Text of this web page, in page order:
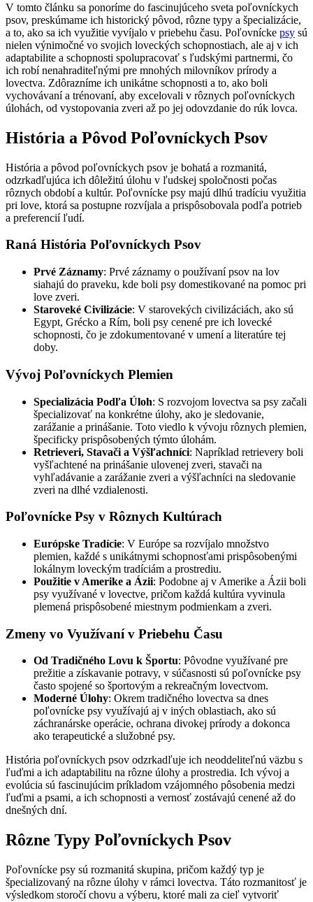
V tomto článku sa ponoríme do fascinujúceho sveta poľovníckych
psov, preskúmame ich historický pôvod, rôzne typy a špecializácie,
a to, ako sa ich využitie vyvíjalo v priebehu času. Poľovnícke psy sú
nielen výnimočné vo svojich loveckých schopnostiach, ale aj v ich
adaptabilite a schopnosti spolupracovať s ľudskými partnermi, čo
ich robí nenahraditeľnými pre mnohých milovníkov prírody a
lovectva. Zdôrazníme ich unikátne schopnosti a to, ako boli
vychovávaní a trénovaní, aby excelovali v rôznych poľovníckych
úlohách, od vystopovania zveri až po jej odovzdanie do rúk lovca.
História a Pôvod Poľovníckych Psov
História a pôvod poľovníckych psov je bohatá a rozmanitá,
odzrkadľujúca ich dôležitú úlohu v ľudskej spoločnosti počas
rôznych období a kultúr. Poľovnícke psy majú dlhú tradíciu využitia
pri love, ktorá sa postupne rozvíjala a prispôsobovala podľa potrieb
a preferencií ľudí.
Raná História Poľovníckych Psov
Prvé Záznamy: Prvé záznamy o používaní psov na lov
siahajú do praveku, kde boli psy domestikované na pomoc pri
love zveri.
Staroveké Civilizácie: V starovekých civilizáciách, ako sú
Egypt, Grécko a Rím, boli psy cenené pre ich lovecké
schopnosti, čo je zdokumentované v umení a literatúre tej
doby.
Vývoj Poľovníckych Plemien
Specializácia Podľa Úloh: S rozvojom lovectva sa psy začali
špecializovať na konkrétne úlohy, ako je sledovanie,
zarážanie a prinášanie. Toto viedlo k vývoju rôznych plemien,
špecificky prispôsobených týmto úlohám.
Retrieveri, Stavači a Výšľachníci: Napríklad retrievery boli
vyšľachtené na prinášanie ulovenej zveri, stavači na
vyhľadávanie a zarážanie zveri a výšľachníci na sledovanie
zveri na dlhé vzdialenosti.
Poľovnícke Psy v Rôznych Kultúrach
Európske Tradície: V Európe sa rozvíjalo množstvo
plemien, každé s unikátnymi schopnosťami prispôsobenými
lokálnym loveckým tradíciám a prostrediu.
Použitie v Amerike a Ázii: Podobne aj v Amerike a Ázii boli
psy využívané v lovectve, pričom každá kultúra vyvinula
plemená prispôsobené miestnym podmienkam a zveri.
Zmeny vo Využívaní v Priebehu Času
Od Tradičného Lovu k Športu: Pôvodne využívané pre
prežitie a získavanie potravy, v súčasnosti sú poľovnícke psy
často spojené so športovým a rekreačným lovectvom.
Moderné Úlohy: Okrem tradičného lovectva sa dnes
poľovnícke psy využívajú aj v iných oblastiach, ako sú
záchranárske operácie, ochrana divokej prírody a dokonca
ako terapeutické a služobné psy.
História poľovníckych psov odzrkadľuje ich neoddeliteľnú väzbu s
ľuďmi a ich adaptabilitu na rôzne úlohy a prostredia. Ich vývoj a
evolúcia sú fascinujúcim príkladom vzájomného pôsobenia medzi
ľuďmi a psami, a ich schopnosti a vernosť zostávajú cenené až do
dnešných dní.
Rôzne Typy Poľovníckych Psov
Poľovnícke psy sú rozmanitá skupina, pričom každý typ je
špecializovaný na rôzne úlohy v rámci lovectva. Táto rozmanitosť je
výsledkom storočí chovu a výberu, ktoré mali za cieľ vytvoriť